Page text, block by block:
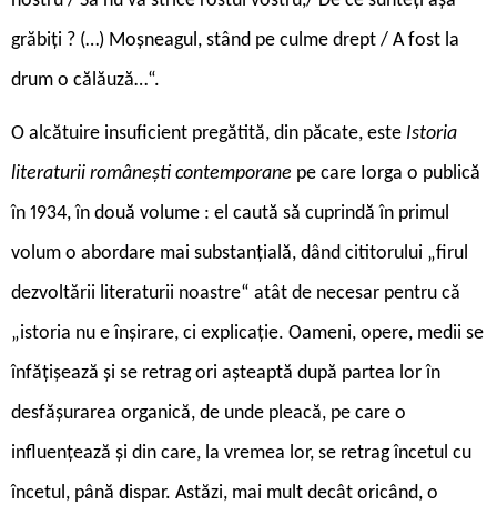
grăbiți ? (…) Moșneagul, stând pe culme drept / A fost la
drum o călăuză…“.
O alcătuire insuficient pregătită, din păcate, este Istoria
literaturii românești contemporane pe care Iorga o publică
în 1934, în două volume : el caută să cuprindă în primul
volum o abordare mai substanțială, dând cititorului „firul
dezvoltării literaturii noastre“ atât de necesar pentru că
„istoria nu e înșirare, ci explicație. Oameni, opere, medii se
înfățișează și se retrag ori așteaptă după partea lor în
desfășurarea organică, de unde pleacă, pe care o
influențează și din care, la vremea lor, se retrag încetul cu
încetul, până dispar. Astăzi, mai mult decât oricând, o